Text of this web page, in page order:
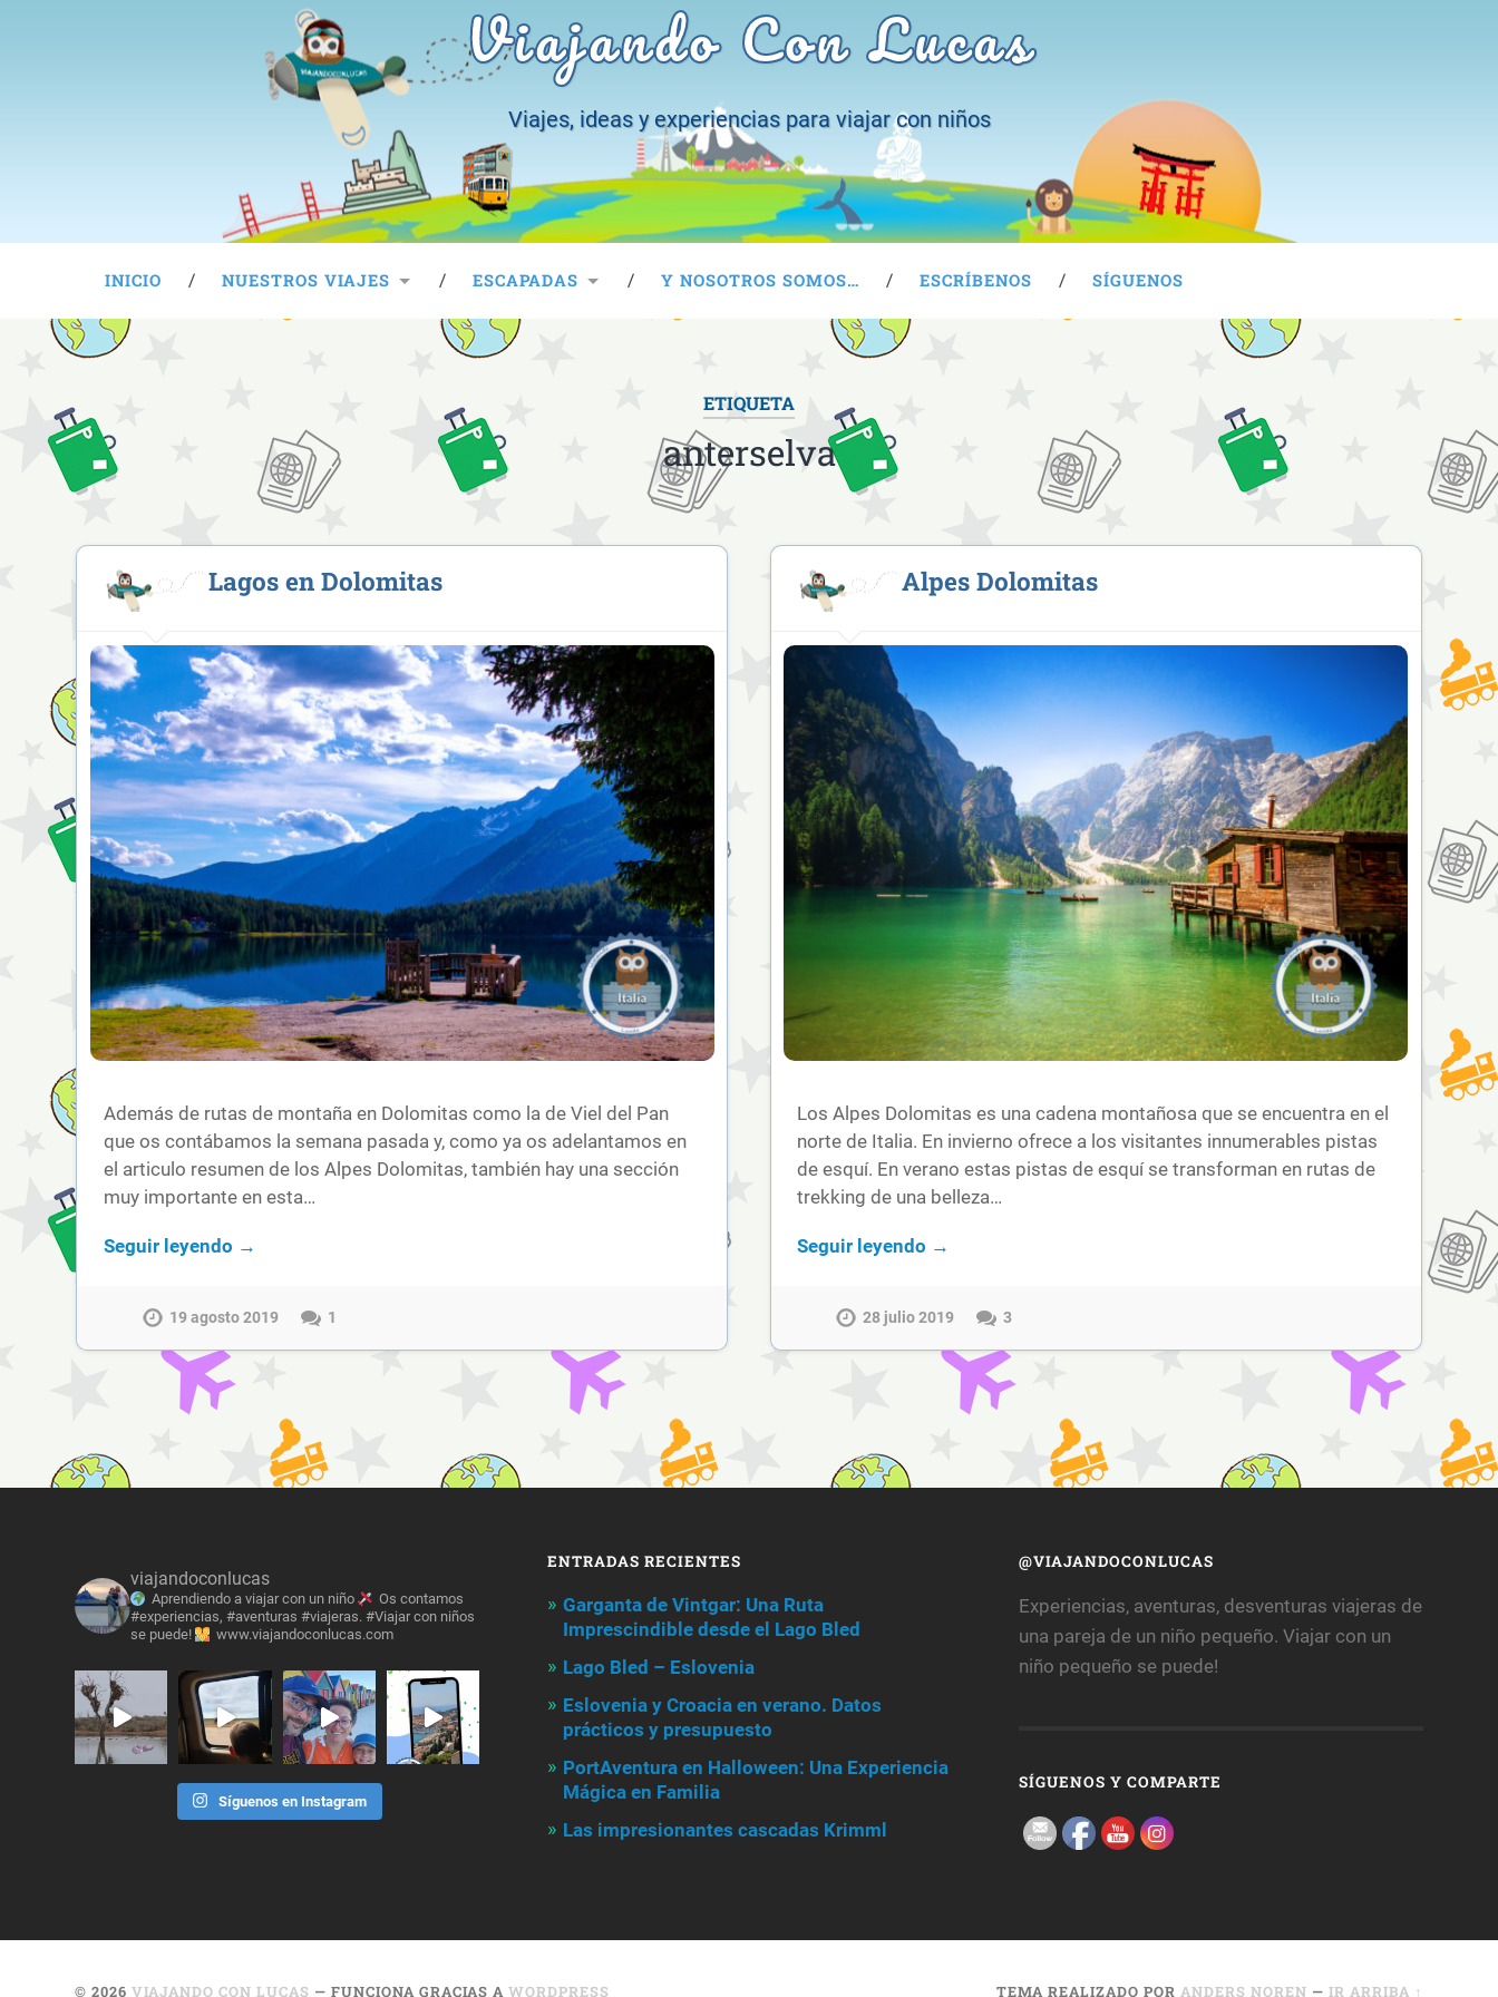
Viajando Con Lucas
Viajes, ideas y experiencias para viajar con niños
INICIO NUESTROS VIAJES ESCAPADAS Y NOSOTROS SOMOS… ESCRÍBENOS SÍGUENOS
ETIQUETA
anterselva
Lagos en Dolomitas
Además de rutas de montaña en Dolomitas como la de Viel del Pan
que os contábamos la semana pasada y, como ya os adelantamos en
el articulo resumen de los Alpes Dolomitas, también hay una sección
muy importante en esta…
Seguir leyendo →
19 agosto 2019 1
Alpes Dolomitas
Los Alpes Dolomitas es una cadena montañosa que se encuentra en el
norte de Italia. En invierno ofrece a los visitantes innumerables pistas
de esquí. En verano estas pistas de esquí se transforman en rutas de
trekking de una belleza…
Seguir leyendo →
28 julio 2019 3
viajandoconlucas
Aprendiendo a viajar con un niño
Os contamos
#experiencias, #aventuras #viajeras. #Viajar con niños
se puede!
www.viajandoconlucas.com
Síguenos en Instagram
ENTRADAS RECIENTES
Garganta de Vintgar: Una Ruta
Imprescindible desde el Lago Bled
Lago Bled – Eslovenia
Eslovenia y Croacia en verano. Datos
prácticos y presupuesto
PortAventura en Halloween: Una Experiencia
Mágica en Familia
Las impresionantes cascadas Krimml
@VIAJANDOCONLUCAS
Experiencias, aventuras, desventuras viajeras de
una pareja de un niño pequeño. Viajar con un
niño pequeño se puede!
SÍGUENOS Y COMPARTE
© 2026VIAJANDO CON LUCAS — FUNCIONA GRACIAS AWORDPRESS TEMA REALIZADO POR ANDERS NOREN — IR ARRIBA ↑